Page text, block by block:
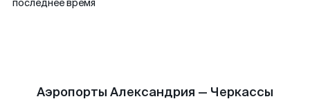
последнее время
Аэропорты Александрия — Черкассы